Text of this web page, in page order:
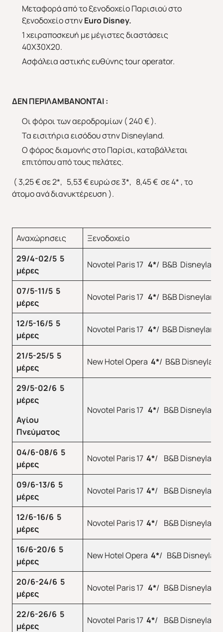
Χριστούγεννα & Πρωτοχρονιά Χειμώνας 2026/2027
ΕΥΡΩΠΗ
ΑΣΙΑ
Μεταφορά από το ξενοδοχείο Παρισιού στο
ξενοδοχείο στηνEuroDisney.
1 χειραποσκευή με μέγιστες διαστάσεις
40Χ30Χ20.
Ασφάλεια αστικής ευθύνης tour operator.
ΔΕΝ ΠΕΡΙΛΑΜΒΑΝΟΝΤΑΙ :
Οι φόροι των αεροδρομίων ( 240 € ).
Τα εισιτήρια εισόδου στην Disneyland.
Ο φόρος διαμονής στο Παρίσι, καταβάλλεται
επιτόπου από τους πελάτες.
( 3,25 € σε 2*, 5,53 € ευρώ σε 3*, 8,45 € σε 4* , το
άτομο ανά διανυκτέρευση ).
Αναχώρησεις
Ξενοδοχείο
29/4-02/5 5
μέρες
Novotel Paris 17 4*/ Β&Β Disneyland
07/5-11/5 5
μέρες
Novotel Paris 17 4*/ Β&Β Disneyland
12/5-16/5 5
μέρες
Novotel Paris 17 4*/ Β&Β Disneyland
21/5-25/5 5
μέρες
New Hotel Opera 4*/ B&B Disneyland
29/5-02/6 5
μέρες
Αγίου
Πνεύματος
Novotel Paris 17 4*/ B&B Disneyland
04/6-08/6 5
μέρες
Novotel Paris 17 4*/ B&B Disneyland
09/6-13/6 5
μέρες
Novotel Paris 17 4*/ B&B Disneyland
12/6-16/6 5
μέρες
Novotel Paris 17 4*/ B&B Disneyland
16/6-20/6 5
μέρες
New Hotel Opera 4*/ B&B
20/6-24/6 5
μέρες
Novotel Paris 17 4*/ B&B Disneyland
22/6-26/6 5
μέρες
Novotel Paris 17 4*/ B&B Disneyland